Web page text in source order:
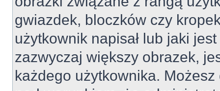
gwiazdek, bloczków czy
użytkownik napisał lub jaki
zazwyczaj większy obrazek,
każdego użytkownika.